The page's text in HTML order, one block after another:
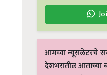
आमच्या न्यूसलेटरचे
देशभरातील आताच्या